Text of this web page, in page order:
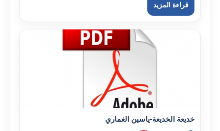
قراءة المزيد
خديعة الخديعة-ياسين الغماري